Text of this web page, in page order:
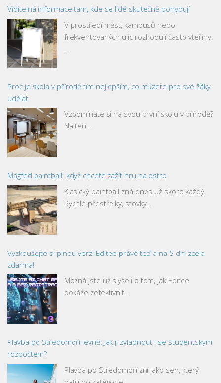
Viditelná informace tam, kde se lidé skutečně pohybují
V prostředí měst, kampusů nebo
frekventovaných ulic rozhodují často vteřiny.
Proč je škola v přírodě tím nejlepším, co můžete pro své žáky
udělat
Vzpomínáte si na svou první školu v přírodě?
Na ten…
Magfed paintball: když chcete zažít hru na ostro
Klasický paintball zná dnes už skoro každý.
Rychlé přestřelky, stovky…
Vyzkoušejte si plnou verzi Editee právě teď a na 5 dní zcela
zdarma!
Možná jste už slyšeli o tom, jak Editee
dokáže zefektivnit…
Plavba po Středomoří levně: Jak ji zvládnout i se studentským
rozpočtem?
Plavba po Středomoří zní jako sen, který